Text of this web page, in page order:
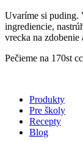
Uvaríme si puding.
ingrediencie,
vrecka na zdobenie
Pečieme na 170st
Produkty
Pre školy
Recepty
Blog